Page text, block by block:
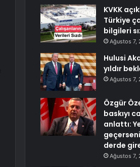
KVKK
Türkiye
bilgileri
Ağustos 7,
Hulusi
yıldır
Ağustos 7,
Özgür
baskıyı
anlattı:
derde
Ağustos 7,